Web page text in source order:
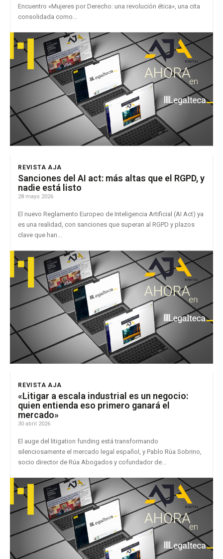
Encuentro «Mujeres por Derecho: una revolución ética», una cita
consolidada como...
REVISTA AJA
Sanciones del AI act: más altas que el RGPD, y
nadie está listo
28 mayo 2026
El nuevo Reglamento Europeo de Inteligencia Artificial (AI Act) ya
es una realidad, con sanciones que superan al RGPD y plazos
clave que han...
REVISTA AJA
«Litigar a escala industrial es un negocio:
quien entienda eso primero ganará el
mercado»
30 abril 2026
El auge del litigation funding está transformando
silenciosamente el mercado legal español, y Pablo Rúa Sobrino,
socio director de Rúa Abogados y cofundador de...